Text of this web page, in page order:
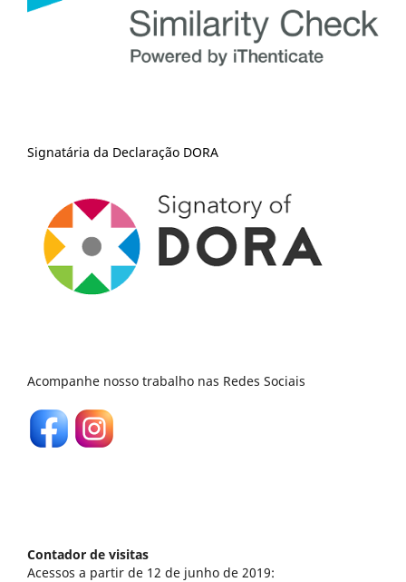
Signatária da Declaração DORA
Acompanhe nosso trabalho nas Redes Sociais
Contador de visitas
Acessos a partir de 12 de junho de 2019: